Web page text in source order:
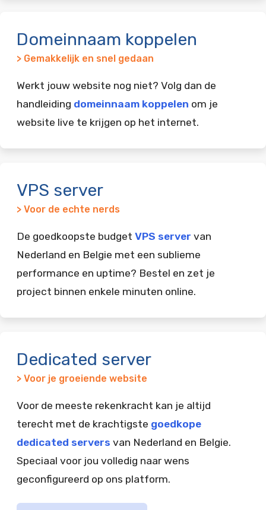
Domeinnaam koppelen
> Gemakkelijk en snel gedaan
Werkt jouw website nog niet? Volg dan de
handleiding domeinnaam koppelen om je
website live te krijgen op het internet.
VPS server
> Voor de echte nerds
De goedkoopste budget VPS server van
Nederland en Belgie met een sublieme
performance en uptime? Bestel en zet je
project binnen enkele minuten online.
Dedicated server
> Voor je groeiende website
Voor de meeste rekenkracht kan je altijd
terecht met de krachtigste goedkope
dedicated servers van Nederland en Belgie.
Speciaal voor jou volledig naar wens
geconfigureerd op ons platform.